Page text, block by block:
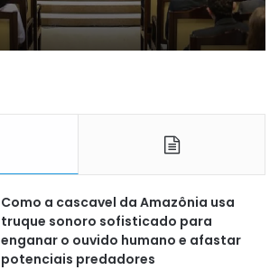
Como a cascavel da Amazônia usa
truque sonoro sofisticado para
enganar o ouvido humano e afastar
potenciais predadores